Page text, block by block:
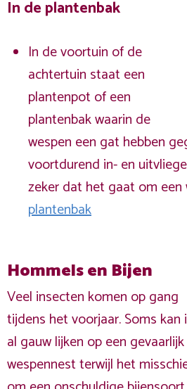
In de plantenbak
In de voortuin of de
achtertuin staat een
plantenpot of een
plantenbak waarin de
wespen een gat hebben
voortdurend in- en
zeker dat het gaat om een
plantenbak
Hommels en Bijen
Veel insecten komen op gang
tijdens het voorjaar. Soms kan
al gauw lijken op een gevaarlijk
wespennest terwijl het